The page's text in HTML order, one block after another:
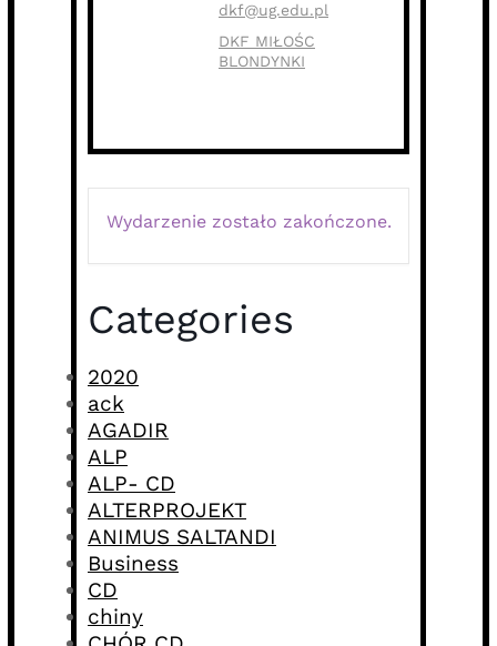
dkf@ug.edu.pl
DKF MIŁOŚC
BLONDYNKI
Wydarzenie zostało zakończone.
Categories
2020
ack
AGADIR
ALP
ALP- CD
ALTERPROJEKT
ANIMUS SALTANDI
Business
CD
chiny